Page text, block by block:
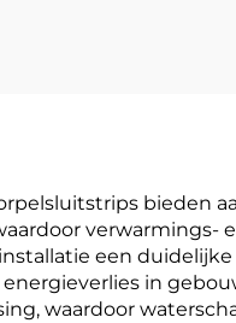
bieden
verwarmings-
een
energieverlies in
waardoor